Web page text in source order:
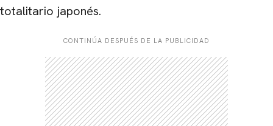
totalitario japonés.
CONTINÚA DESPUÉS DE LA PUBLICIDAD